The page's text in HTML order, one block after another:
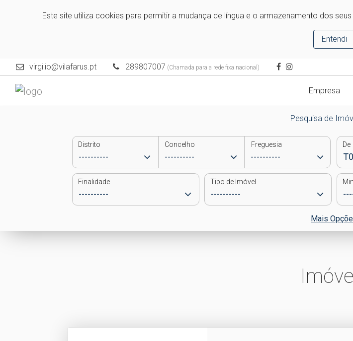
Este site utiliza cookies para permitir a mudança de língua e o armazenamento dos
Entendi
virgilio@vilafarus.pt 289807007 (Chamada para a rede fixa nacional)
Empresa
Pesquisa de
Distrito Concelho Freguesia De
Finalidade Tipo de Imóvel
Mais